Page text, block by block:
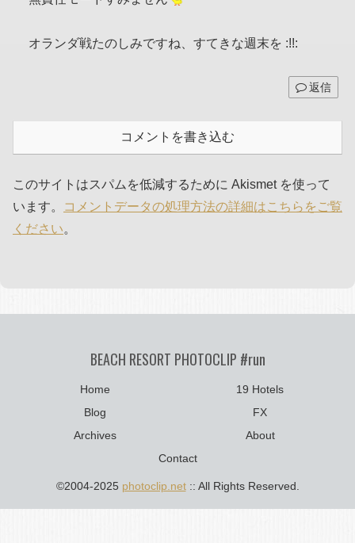
オランダ戦たのしみですね、すてきな週末を :!!:
返信
コメントを書き込む
このサイトはスパムを低減するために Akismet を使って
います。
コメントデータの処理方法の詳細はこちらをご覧
ください。
BEACH RESORT PHOTOCLIP #run
Home
19 Hotels
Blog
FX
Archives
About
Contact
©2004-2025 photoclip.net:: All Rights Reserved.